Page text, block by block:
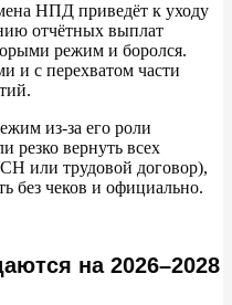
НПД приведёт к уходу
отчётных выплат
режим и боролся.
и с перехватом части
из-за его роли
резко вернуть всех
или трудовой договор),
без чеков и официально.
на 2026–2028